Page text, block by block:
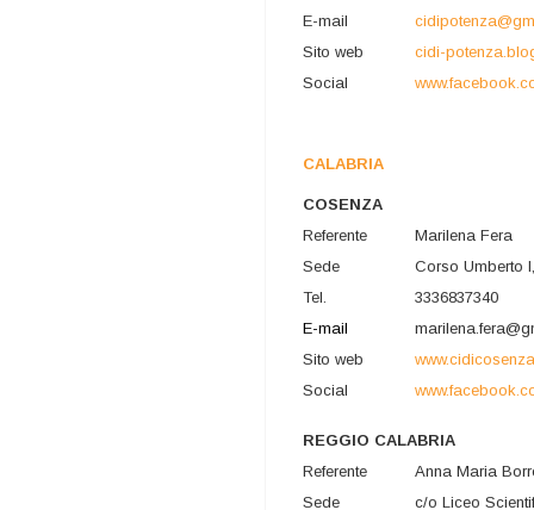
E-mail
Sito web
cidi-
Social
CALABRIA
COSENZA
Referente
Marilena Fera
Sede
Corso Umberto
Tel.
3336837340
E-mail
Sito web
Social
REGGIO CALABRIA
Referente
Anna Maria
Sede
c/o Liceo